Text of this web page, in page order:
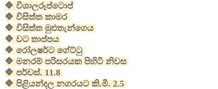
🔷 විශාලරූප්ටොප්
🔷 විසිත්ත කාමර
🔷 විසිත්ත මුළුතැන්ගෙය
🔷 වට තාප්පය
🔷 රෝලෂර්ට ගේට්ටු
🔷 මනරම් පරිසරයක පිහිටි නිවස
🔷 පර්චස්. 11.8
🔷 පිළියන්දල නගරයට කි.මී. 2.5